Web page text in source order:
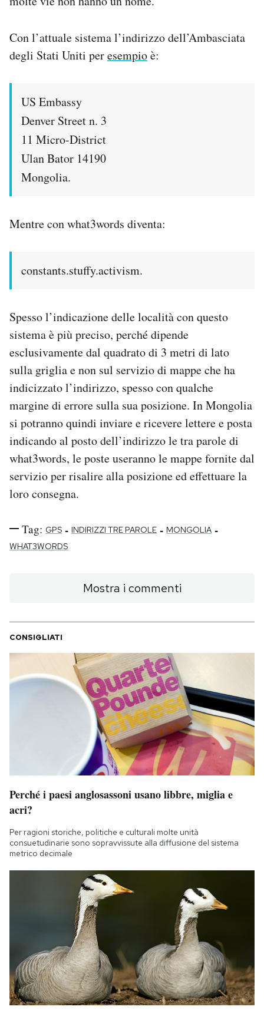
Con l’attuale sistema l’indirizzo dell’Ambasciata
degli Stati Uniti peresempioè:
US Embassy
Denver Street n. 3
11 Micro-District
Ulan Bator 14190
Mongolia.
Mentre con what3words diventa:
constants.stuffy.activism.
Spesso l’indicazione delle località con questo
sistema è più preciso, perché dipende
esclusivamente dal quadrato di 3 metri di lato
sulla griglia e non sul servizio di mappe che ha
indicizzato l’indirizzo, spesso con qualche
margine di errore sulla sua posizione. In Mongolia
si potranno quindi inviare e ricevere lettere e posta
indicando al posto dell’indirizzo le tra parole di
what3words, le poste useranno le mappe fornite dal
servizio per risalire alla posizione ed effettuare la
loro consegna.
Tag: GPS - INDIRIZZI TRE PAROLE - MONGOLIA -
WHAT3WORDS
Mostra i commenti
CONSIGLIATI
Perché i paesi anglosassoni usano libbre, miglia e
acri?
Per ragioni storiche, politiche e culturali molte unità
consuetudinarie sono sopravvissute alla diffusione del sistema
metrico decimale